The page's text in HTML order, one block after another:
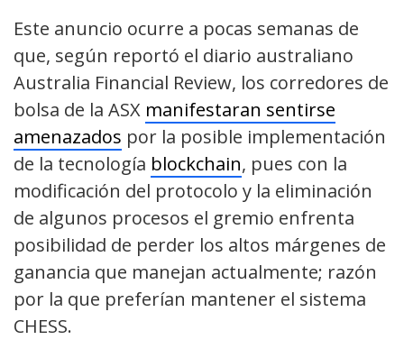
Este anuncio ocurre a pocas semanas de
que, según reportó el diario australiano
Australia Financial Review, los corredores de
bolsa de la ASX manifestaran sentirse
amenazados por la posible implementación
de la tecnología blockchain, pues con la
modificación del protocolo y la eliminación
de algunos procesos el gremio enfrenta
posibilidad de perder los altos márgenes de
ganancia que manejan actualmente; razón
por la que preferían mantener el sistema
CHESS.